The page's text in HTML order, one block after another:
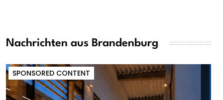
Nachrichten aus Brandenburg
SPONSORED CONTENT